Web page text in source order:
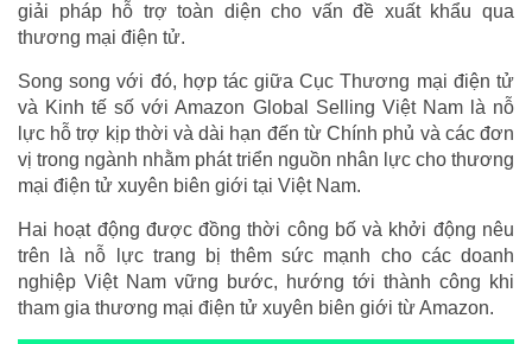
giải pháp hỗ trợ toàn diện cho vấn đề xuất khẩu qua
thương mại điện tử.
Song song với đó, hợp tác giữa Cục Thương mại điện tử
và Kinh tế số với Amazon Global Selling Việt Nam là nỗ
lực hỗ trợ kịp thời và dài hạn đến từ Chính phủ và các đơn
vị trong ngành nhằm phát triển nguồn nhân lực cho thương
mại điện tử xuyên biên giới tại Việt Nam.
Hai hoạt động được đồng thời công bố và khởi động nêu
trên là nỗ lực trang bị thêm sức mạnh cho các doanh
nghiệp Việt Nam vững bước, hướng tới thành công khi
tham gia thương mại điện tử xuyên biên giới từ Amazon.